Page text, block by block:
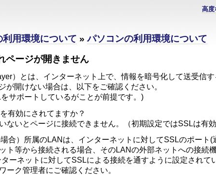
高度
用環境について »パソコンの利用環境について
ページが開きません
）とは、インターネット上で、情報を暗号化して送受信す
が開けない場合は、以下をご確認ください。
サポートしているがことが前提です。)
有効にされてますか？
いとページに接続できません。（初期設定ではSSLは有効
合）所属のLANは、インターネットに対してSSLのポート(
ト等から接続される場合、そのLANの外部ネットへの接続
ターネットに対してSSLによる接続を通すように設定され
ーク管理者にご確認ください。